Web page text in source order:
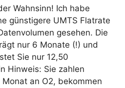
Wahnsinn! Ich habe
günstigere UMTS Flatrate
gesehen. Die
nur 6 Monate (!) und
Sie nur 12,50
Hinweis: Sie zahlen
an O2, bekommen